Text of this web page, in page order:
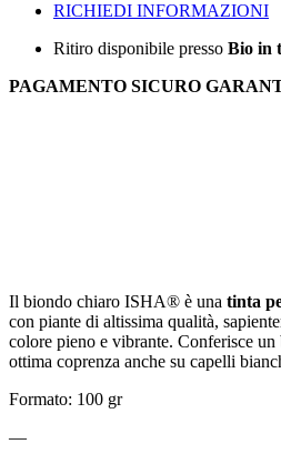
RICHIEDI INFORMAZIONI
Ritiro disponibile presso Bio in
PAGAMENTO SICURO
Il biondo chiaro ISHA® è una tinta
con piante di altissima qualità,
colore pieno e vibrante. Conferisce
ottima coprenza anche su capelli
Formato: 100 gr
—